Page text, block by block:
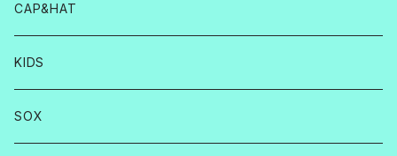
CAP&HAT
KIDS
SOX